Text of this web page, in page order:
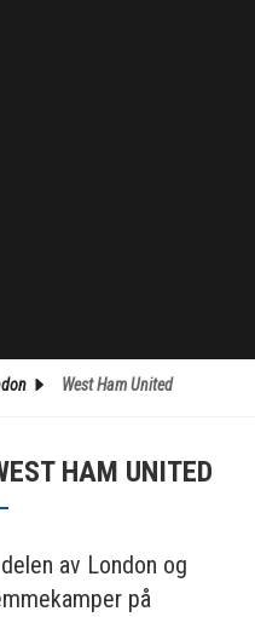
West Ham United
HAM UNITED
av London og
på